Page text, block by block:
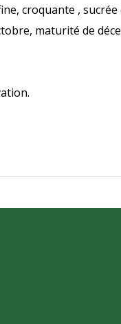
croquante ,
maturité de